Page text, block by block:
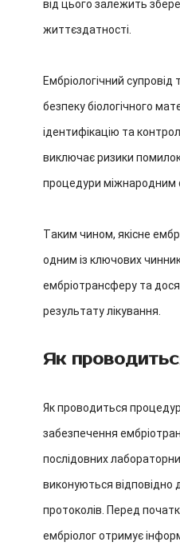
від цього залежить
життєздатності.
Ембріологічний
безпеку біологічного
ідентифікацію та
виключає ризики помилок
процедури міжнародним
Таким чином, якісне
одним із ключових
ембріотрансферу та
результату лікування.
Як
Як проводиться
забезпечення
послідовних
виконуються
протоколів. Перед
ембріолог отримує